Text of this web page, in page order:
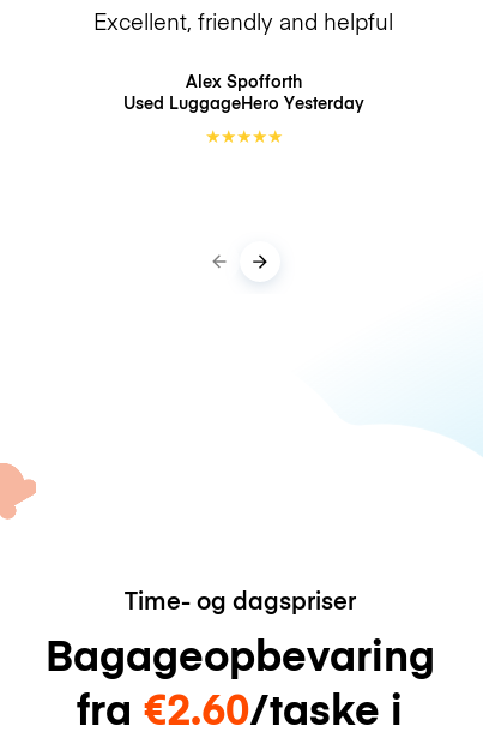
Excellent, friendly and helpful
Alex Spofforth
Used LuggageHero Yesterday
★★★★★
Time- og dagspriser
Bagageopbevaring
fra €2.60/taske i